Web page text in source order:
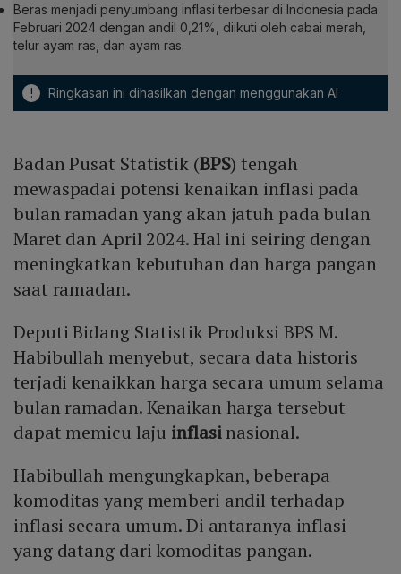
Beras menjadi penyumbang inflasi terbesar di Indonesia pada
Februari 2024 dengan andil 0,21%, diikuti oleh cabai merah,
telur ayam ras, dan ayam ras.
! Ringkasan ini dihasilkan dengan menggunakan AI
Badan Pusat Statistik (BPS) tengah
mewaspadai potensi kenaikan inflasi pada
bulan ramadan yang akan jatuh pada bulan
Maret dan April 2024. Hal ini seiring dengan
meningkatkan kebutuhan dan harga pangan
saat ramadan.
Deputi Bidang Statistik Produksi BPS M.
Habibullah menyebut, secara data historis
terjadi kenaikkan harga secara umum selama
bulan ramadan. Kenaikan harga tersebut
dapat memicu laju inflasinasional.
Habibullah mengungkapkan, beberapa
komoditas yang memberi andil terhadap
inflasi secara umum. Di antaranya inflasi
yang datang dari komoditas pangan.